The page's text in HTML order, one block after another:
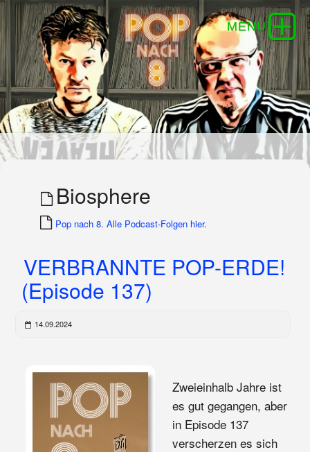
Biosphere
Pop nach 8. Alle Podcast-Folgen hier.
VERBRANNTE POP-ERDE!
(Episode 137)
14.09.2024
Zweieinhalb Jahre ist
es gut gegangen, aber
in Episode 137
verscherzen es sich